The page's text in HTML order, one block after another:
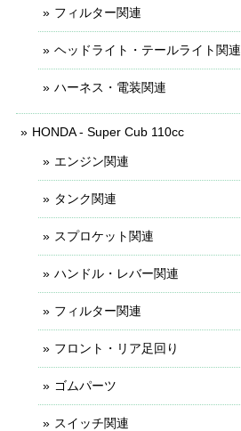
フィルター関連
ヘッドライト・テールライト関連
ハーネス・電装関連
HONDA - Super Cub 110cc
エンジン関連
タンク関連
スプロケット関連
ハンドル・レバー関連
フィルター関連
フロント・リア足回り
ゴムパーツ
スイッチ関連